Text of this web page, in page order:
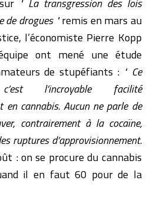
de drogues "remis en mars au
l’économiste Pierre Kopp
ont mené une étude
de stupéfiants : " Ce
l’incroyable facilité
en cannabis. Aucun ne parle de
contrairement à la cocaïne,
ruptures d’approvisionnement.
: on se procure du cannabis
il en faut 60 pour de la